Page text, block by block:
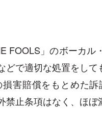
FOOLS」のボーカル
どで適切な処置をし
害賠償をもとめた
禁止条項はなく、ほ